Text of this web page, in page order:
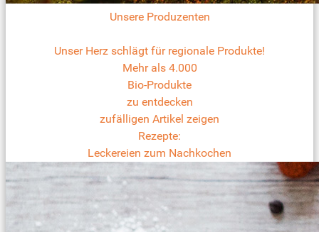
Unsere Produzenten
Unser Herz schlägt für regionale Produkte!
Mehr als 4.000
Bio-Produkte
zu entdecken
zufälligen Artikel zeigen
Rezepte:
Leckereien zum Nachkochen